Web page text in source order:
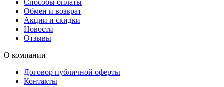
Способы оплаты
Обмен и возврат
Акции и скидки
Новости
Отзывы
О компании
Договор публичной оферты
Контакты